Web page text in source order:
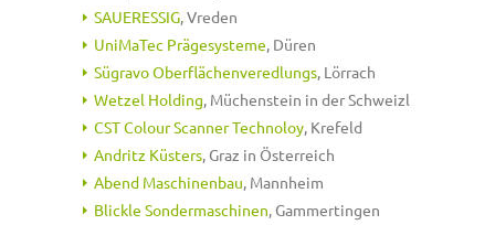
SAUERESSIG, Vreden
UniMaTec Prägesysteme, Düren
Sügravo Oberflächenveredlungs, Lörrach
Wetzel Holding, Müchenstein in der Schweizl
CST Colour Scanner Technoloy, Krefeld
Andritz Küsters, Graz in Österreich
Abend Maschinenbau, Mannheim
Blickle Sondermaschinen, Gammertingen